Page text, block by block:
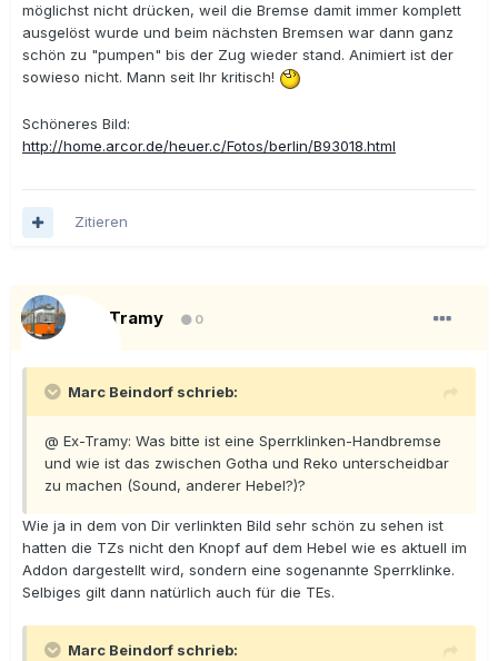
möglichst nicht drücken, weil die Bremse damit immer komplett
ausgelöst wurde und beim nächsten Bremsen war dann ganz
schön zu "pumpen" bis der Zug wieder stand. Animiert ist der
sowieso nicht. Mann seit Ihr kritisch!
Schöneres Bild:
http://home.arcor.de/heuer.c/Fotos/berlin/B93018.html
Zitieren
Ex-Tramy 0
Marc Beindorf schrieb:
@ Ex-Tramy: Was bitte ist eine Sperrklinken-Handbremse
und wie ist das zwischen Gotha und Reko unterscheidbar
zu machen (Sound, anderer Hebel?)?
Wie ja in dem von Dir verlinkten Bild sehr schön zu sehen ist
hatten die TZs nicht den Knopf auf dem Hebel wie es aktuell im
Addon dargestellt wird, sondern eine sogenannte Sperrklinke.
Selbiges gilt dann natürlich auch für die TEs.
Marc Beindorf schrieb: